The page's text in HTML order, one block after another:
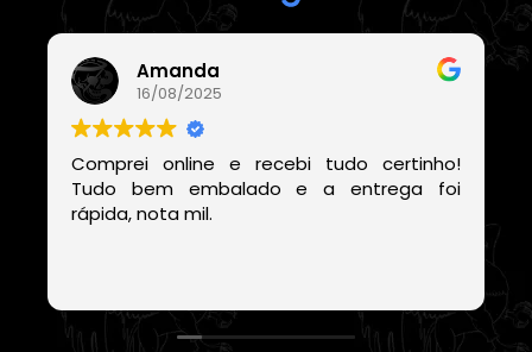
Amanda
16/08/2025
Comprei online e recebi tudo certinho!
Tudo bem embalado e a entrega foi
rápida, nota mil.